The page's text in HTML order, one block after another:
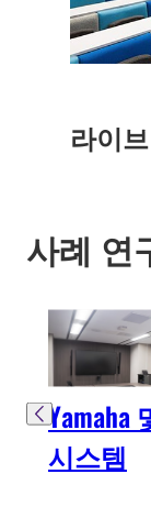
라이
사례 연
Yamaha
시스템